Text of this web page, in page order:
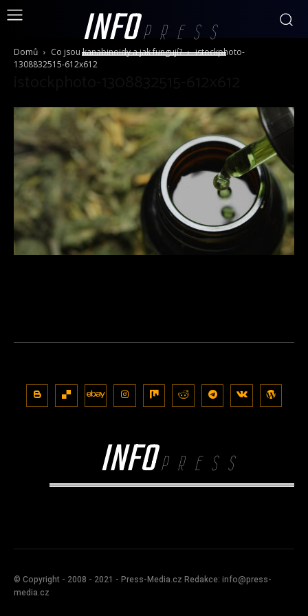
INFO PRESS
Domů Co jsou kanabinoidy a jak fungují?
istockphoto-
1308832515-612x612
INFO PRESS
© Copyright - 2008 - 2021 - Press-Media.cz Redakce: info@press-
media.cz